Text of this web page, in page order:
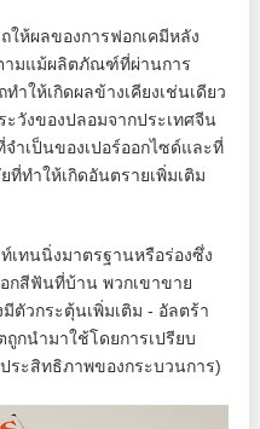
ให้ผลของการฟอกเคมีหลัง
ามแม้ผลิตภัณฑ์ที่ผ่านการ
ำให้เกิดผลข้างเคียงเช่นเดียว
วังของปลอมจากประเทศจีน
ำเป็นของเปอร์ออกไซด์และที่
ทำให้เกิดอันตรายเพิ่มเติม
เทนนิ่งมาตรฐานหรือร่องซึ่ง
กสีฟันที่บ้าน พวกเขาขาย
ตัวกระตุ้นเพิ่มเติม - อัลตร้า
ถูกนำมาใช้โดยการเปรียบ
ระสิทธิภาพของกระบวนการ)